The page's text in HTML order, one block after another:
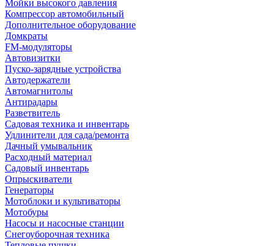
Мойки высокого давления
Компрессор автомобильный
Дополнительное оборудование
Домкраты
FM-модуляторы
Автовизитки
Пуско-зарядные устройства
Автодержатели
Автомагнитолы
Антирадары
Разветвитель
Садовая техника и инвентарь
Удлинители для сада/ремонта
Дачный умывальник
Расходный материал
Садовый инвентарь
Опрыскиватели
Генераторы
Мотоблоки и культиваторы
Мотобуры
Насосы и насосные станции
Снегоуборочная техника